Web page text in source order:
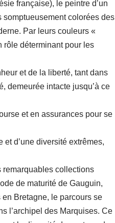
française), le peintre d’un
somptueusement colorées des
Par leurs couleurs «
rôle déterminant pour les
et de la liberté, tant dans
demeurée intacte jusqu’à ce
et en assurances pour se
d’une diversité extrêmes,
remarquables collections
de maturité de Gauguin,
Bretagne, le parcours se
l’archipel des Marquises. Ce